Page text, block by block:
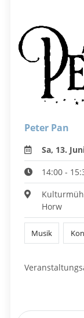
Peter Pan
Sa, 13.
14:00 -
Horw
Musik